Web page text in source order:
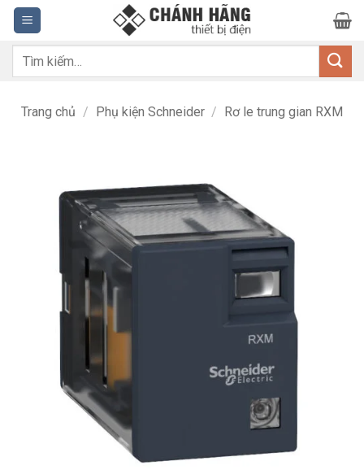
Bỏ
qua
nội
dung
Tìm
Trang chủ / Phụ kiện Schneider / Rơ le trung gian RXM